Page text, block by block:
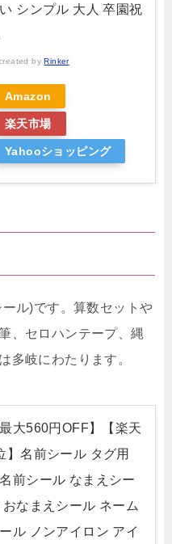
シンプル 大人 卒園祝
byRinker
Amazon
楽天市場
Yahooショッピング
ル)です。算数セットや
、セロハンテープ、縄
多岐にわたります。
最大560円OFF】【楽天
】名前シール タグ用
前シール なまえシー
おなまえシール ネーム
ル ノンアイロン アイ